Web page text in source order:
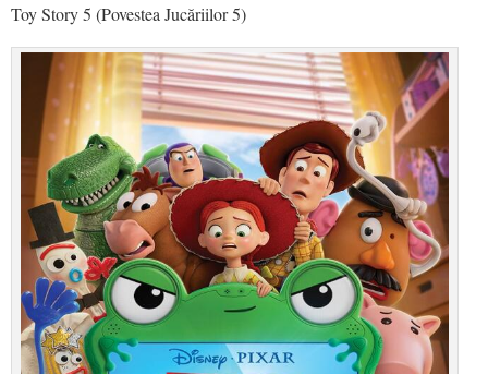
Toy Story 5 (Povestea Jucăriilor 5)